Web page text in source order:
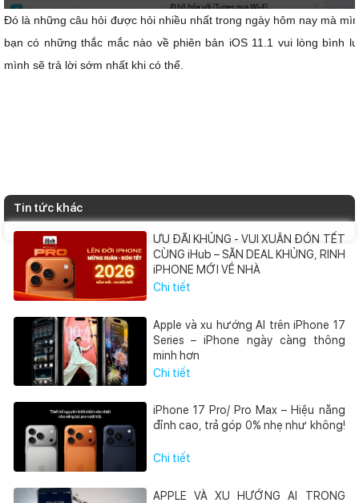
Đó là những câu hỏi được hỏi nhiều nhất trong ngày hôm nay mà
bạn có những thắc mắc nào về phiên bản iOS 11.1 vui lòng bình
mình sẽ trả lời sớm nhất khi có thể.
Tin tức khác
ƯU ĐÃI KHỦNG - VUI XUÂN ĐÓN TẾT
CÙNG iHub – SĂN DEAL KHỦNG, RINH
iPHONE MỚI VỀ NHÀ
Chi tiết
Apple và xu hướng AI trên iPhone 17
Series – iPhone ngày càng thông
minh hơn
Chi tiết
iPhone 17 Pro/ Pro Max – Hiệu năng
đỉnh cao, trả góp 0% nhẹ như không!
Chi tiết
APPLE VÀ XU HƯỚNG AI TRONG